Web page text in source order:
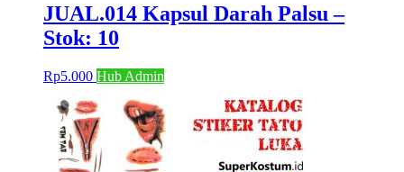
JUAL.014 Kapsul Darah Palsu –
Stok: 10
Rp5.000 Hub Admin